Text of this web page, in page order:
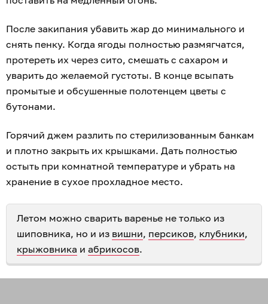
После закипания убавить жар до минимального и
снять пенку. Когда ягоды полностью размягчатся,
протереть их через сито, смешать с сахаром и
уварить до желаемой густоты. В конце всыпать
промытые и обсушенные полотенцем цветы с
бутонами.
Горячий джем разлить по стерилизованным банкам
и плотно закрыть их крышками. Дать полностью
остыть при комнатной температуре и убрать на
хранение в сухое прохладное место.
Летом можно сварить варенье не только из
шиповника, но и из вишни, персиков, клубники,
крыжовника и абрикосов.